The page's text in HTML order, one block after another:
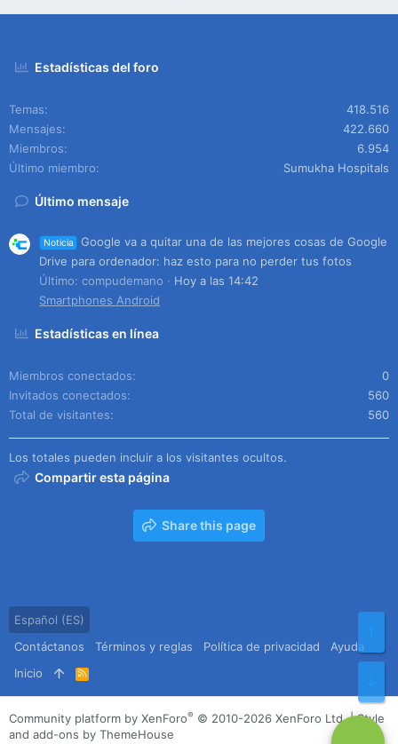
Estadísticas del foro
Temas
418.516
Mensajes
422.660
Miembros
6.954
Último miembro
Sumukha Hospitals
Último mensaje
Noticia
Google va a quitar una de las mejores cosas de Google
Drive para ordenador: haz esto para no perder tus fotos
Último: compudemano
Hoy a las 14:42
Smartphones Android
Estadísticas en línea
Miembros conectados
0
Invitados conectados
560
Total de visitantes
560
Los totales pueden incluir a los visitantes ocultos.
Compartir esta página
Share this page
Español (ES)
Contáctanos
Términos y reglas Política de privacidad
Ayuda
Inicio
R
S
S
Community platform by XenForo® © 2010-2026 XenForo Ltd. |Style
and add-ons by ThemeHouse